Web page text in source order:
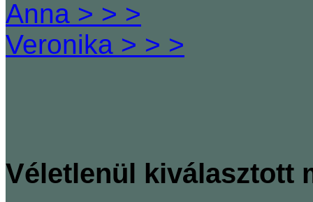
Anna > > >
Veronika > > >
Véletlenül kiválasztott